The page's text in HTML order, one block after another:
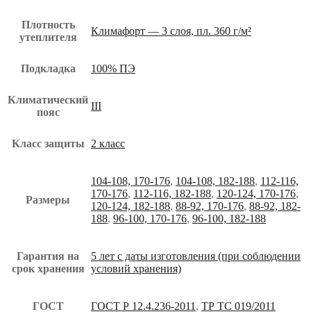
Плотность
утеплителя
Климафорт — 3 слоя, пл. 360 г/м²
Подкладка 100% ПЭ
Климатический
пояс
III
Класс защиты 2 класс
Размеры
104-108, 170-176, 104-108, 182-188, 112-116,
170-176, 112-116, 182-188, 120-124, 170-176,
120-124, 182-188, 88-92, 170-176, 88-92, 182-
188, 96-100, 170-176, 96-100, 182-188
Гарантия на
срок хранения
5 лет с даты изготовления (при соблюдении
условий хранения)
ГОСТ ГОСТ Р 12.4.236-2011 , ТР ТС 019/2011